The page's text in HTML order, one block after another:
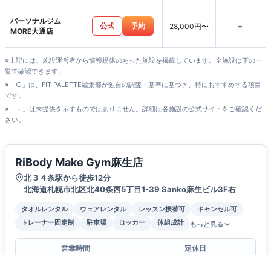
パーソナルジム
MORE大通店
公式 予約 28,000円〜 -
※上記には、施設運営者から情報提供のあった施設を掲載しています。全施設は下の一
覧で確認できます。
※「○」は、FIT PALETTE編集部が独自の調査・基準に基づき、特におすすめする項目
です。
※「－」は未提供を示すものではありません。詳細は各施設の公式サイトをご確認くだ
さい。
RiBody Make Gym麻生店
北３４条駅から徒歩12分
北海道札幌市北区北40条西5丁目1-39 Sanko麻生ビル3F右
タオルレンタル ウェアレンタル レッスン振替可
キャンセル可
トレーナー固定制
駐車場 ロッカー 体組成計 もっと見る
営業時間
定休日